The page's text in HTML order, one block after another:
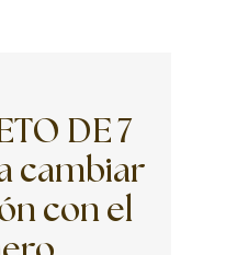
DE 7
cambiar
con el